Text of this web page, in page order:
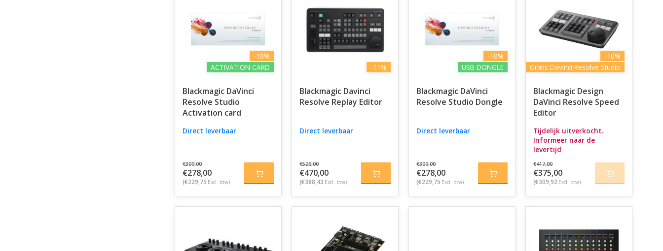
-10%
ACTIVATION CARD
Blackmagic DaVinci
Resolve Studio
Activation card
Direct leverbaar
€309,00
€278,00
(€229,75 Excl. btw)
-11%
Blackmagic Davinci
Resolve Replay Editor
Direct leverbaar
€526,00
€470,00
(€388,43 Excl. btw)
-10%
USB DONGLE
Blackmagic DaVinci
Resolve Studio Dongle
Direct leverbaar
€309,00
€278,00
(€229,75 Excl. btw)
-10%
Gratis Davinci Resolve Studio
Blackmagic Design
DaVinci Resolve Speed
Editor
Tijdelijk uitverkocht.
Informeer naar de
levertijd
€417,00
€375,00
(€309,92 Excl. btw)